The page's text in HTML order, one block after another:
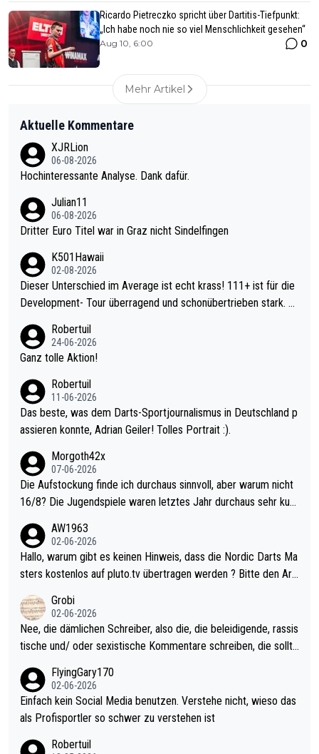
Ricardo Pietreczko spricht über Dartitis-Tiefpunkt:
„Ich habe noch nie so viel Menschlichkeit gesehen“
Aug 10, 6:00 0
Mehr Artikel
Aktuelle Kommentare
XJRLion
06-08-2026
Hochinteressante Analyse. Dank dafür.
Julian11
06-08-2026
Dritter Euro Titel war in Graz nicht Sindelfingen
K501Hawaii
02-08-2026
Dieser Unterschied im Average ist echt krass! 111+ ist für die
Development- Tour überragend und schonübertrieben stark. U
mal 40+ erst recht. Da gewinnst keinen Blumentopf - ist ja noc
h krasser wie ein Pokalspiel eines Kreisligisten vs einem Bund
Robertuil
24-06-2026
Ganz tolle Aktion!
Robertuil
11-06-2026
Das beste, was dem Darts-Sportjournalismus in Deutschland p
assieren konnte, Adrian Geiler! Tolles Portrait :).
Morgoth42x
07-06-2026
Die Aufstockung finde ich durchaus sinnvoll, aber warum nicht
16/8? Die Jugendspiele waren letztes Jahr durchaus sehr kurz
Allerdings ist Mitchell Lawrie als Nummer 1 der Welt eh qualifi
ziert. Somit ändert die automatische Qualifikation des Weltmei
sters erstmal nichts. Ich denke sie wollen damit für nächstes J
ohl wenig WDF Turniere spielen. Dies war bei Archie Self letzt
es Jahr der Fall. Er musste als amtierender Weltmeister durch
den Qualifier und ich glaube kaum, dass Mitchel sich das (in Ve
gas) antun würde, wenn er doch eigentlich die PDC-WM als Zi
el hat.
AW1963
02-06-2026
Hallo, warum gibt es keinen Hinweis, dass die Nordic Darts Ma
sters kostenlos auf pluto.tv übertragen werden ? Bitte den Arti
Grobi
02-06-2026
Nee, die dämlichen Schreiber, also die, die beleidigende, rassis
tische und/ oder sexistische Kommentare schreiben, die sollte
s Leben in den Griff kriegen. Nur eins wundert mich: Luke Little
r war doch neulich erst derjenige, der über Social Media GvV p
rovoziert hat. Und Littlers Mutter schießt öfters mal gegen Ric
FlyingGary170
02-06-2026
Einfach kein Social Media benutzen. Verstehe nicht, wieso das
als Profisportler so schwer zu verstehen ist
Robertuil